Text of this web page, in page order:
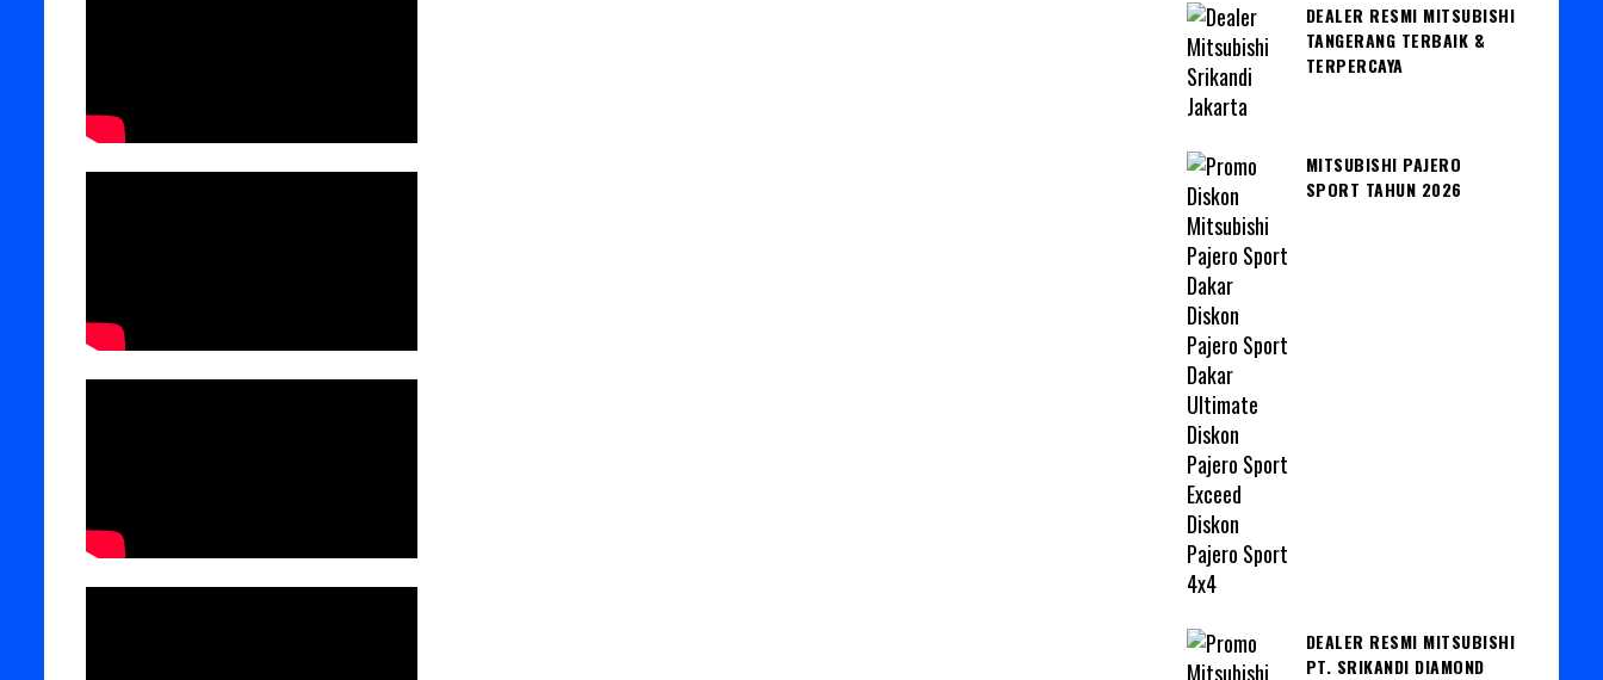
DEALER RESMI MITSUBISHI
TANGERANG TERBAIK &
TERPERCAYA
MITSUBISHI PAJERO
SPORT TAHUN 2026
DEALER RESMI MITSUBISHI
PT. SRIKANDI DIAMOND